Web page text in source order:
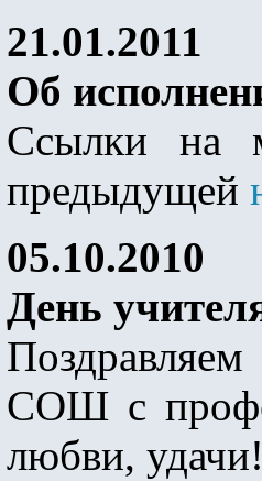
21.01.2011
Об
Ссылки на
предыдущей
05.10.2010
День
СОШ с
любви, удачи!